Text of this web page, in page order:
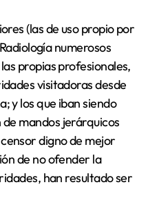
(las de uso propio por
numerosos
propias profesionales,
visitadoras desde
y los que iban siendo
mandos jerárquicos
digno de mejor
de no ofender la
han resultado ser